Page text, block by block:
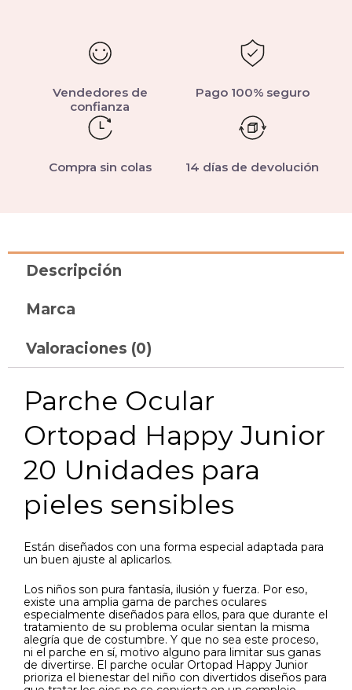
Vendedores de
confianza
Pago 100% seguro
Compra sin colas 14 días de devolución
Descripción
Marca
Valoraciones (0)
Parche Ocular
Ortopad Happy Junior
20 Unidades para
pieles sensibles
Están diseñados con una forma especial adaptada para
un buen ajuste al aplicarlos.
Los niños son pura fantasía, ilusión y fuerza. Por eso,
existe una amplia gama de parches oculares
especialmente diseñados para ellos, para que durante el
tratamiento de su problema ocular sientan la misma
alegría que de costumbre. Y que no sea este proceso,
ni el parche en sí, motivo alguno para limitar sus ganas
de divertirse. El parche ocular Ortopad Happy Junior
prioriza el bienestar del niño con divertidos diseños para